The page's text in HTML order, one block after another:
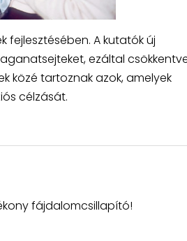
fejlesztésében. A kutatók új
ezáltal
közé tartoznak azok, amelyek
célzását.
fájdalomcsillapító!